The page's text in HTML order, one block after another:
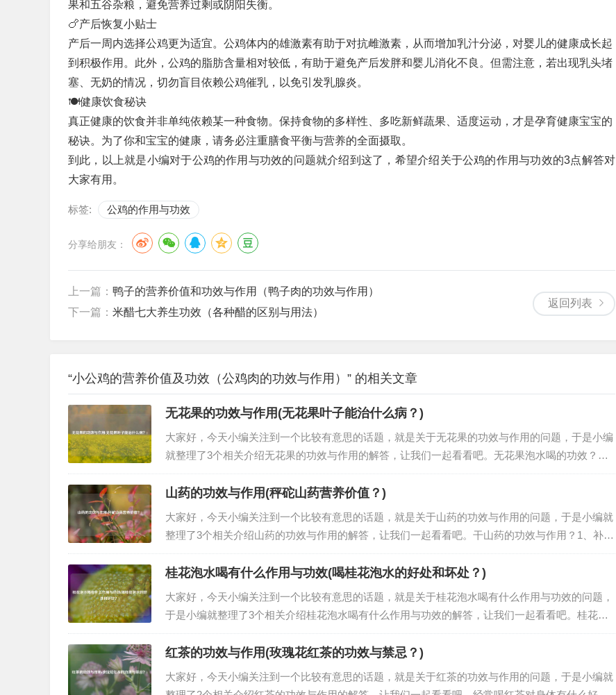
果和五谷杂粮，避免营养过剩或阴阳失衡。
🍗产后恢复小贴士
产后一周内选择公鸡更为适宜。公鸡体内的雄激素有助于对抗雌激素，从而增加乳汁分泌，对婴儿的健康成长起
到积极作用。此外，公鸡的脂肪含量相对较低，有助于避免产后发胖和婴儿消化不良。但需注意，若出现乳头堵
塞、无奶的情况，切勿盲目依赖公鸡催乳，以免引发乳腺炎。
🍽️健康饮食秘诀
真正健康的饮食并非单纯依赖某一种食物。保持食物的多样性、多吃新鲜蔬果、适度运动，才是孕育健康宝宝的
秘诀。为了你和宝宝的健康，请务必注重膳食平衡与营养的全面摄取。
到此，以上就是小编对于公鸡的作用与功效的问题就介绍到这了，希望介绍关于公鸡的作用与功效的3点解答对
大家有用。
标签: 公鸡的作用与功效
分享给朋友：
返回列表
上一篇： 鸭子的营养价值和功效与作用（鸭子肉的功效与作用）
下一篇： 米醋七大养生功效（各种醋的区别与用法）
“小公鸡的营养价值及功效（公鸡肉的功效与作用）” 的相关文章
无花果的功效与作用(无花果叶子能治什么病？)
大家好，今天小编关注到一个比较有意思的话题，就是关于无花果的功效与作用的问题，于是小编
就整理了3个相关介绍无花果的功效与作用的解答，让我们一起看看吧。无花果泡水喝的功效？无
花果浸泡在水中有许多效果。它能提供丰富的膳食纤维，促进胃肠蠕动，帮助人体消化，具有健脾
消食的功效。无花果含有脂肪酶和水解酶，可降…
山药的功效与作用(秤砣山药营养价值？)
大家好，今天小编关注到一个比较有意思的话题，就是关于山药的功效与作用的问题，于是小编就
整理了3个相关介绍山药的功效与作用的解答，让我们一起看看吧。干山药的功效与作用？1、补中
益气 生活中一些体质虚弱的人，经常会出现中气下陷，肝肾功能减退以及心肺阴虚等多种不良症
状，这时特别适合吃一些干山药，因为它有良…
桂花泡水喝有什么作用与功效(喝桂花泡水的好处和坏处？)
大家好，今天小编关注到一个比较有意思的话题，就是关于桂花泡水喝有什么作用与功效的问题，
于是小编就整理了3个相关介绍桂花泡水喝有什么作用与功效的解答，让我们一起看看吧。桂花可
以泡水喝吗？可以干制桂花茶的泡法1. 将煮开的水放置一会，取约5克的干桂花放入杯中。2. 倒入
少量的水，让桂花充分滋润,然后再缓…
红茶的功效与作用(玫瑰花红茶的功效与禁忌？)
大家好，今天小编关注到一个比较有意思的话题，就是关于红茶的功效与作用的问题，于是小编就